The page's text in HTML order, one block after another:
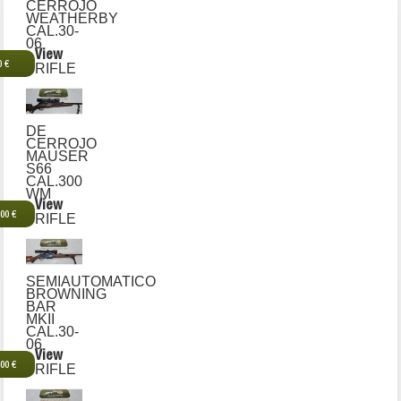
CERROJO
WEATHERBY
CAL.30-
06
€
View
RIFLE
DE
CERROJO
MAUSER
S66
CAL.300
WM
€
View
RIFLE
SEMIAUTOMATICO
BROWNING
BAR
MKII
CAL.30-
06
€
View
RIFLE